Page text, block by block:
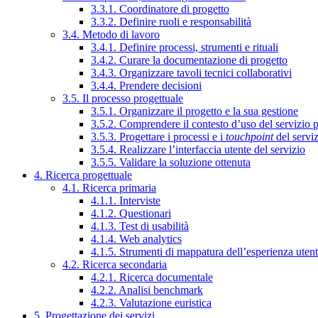
3.3.1. Coordinatore di progetto
3.3.2. Definire ruoli e responsabilità
3.4. Metodo di lavoro
3.4.1. Definire processi, strumenti e rituali
3.4.2. Curare la documentazione di progetto
3.4.3. Organizzare tavoli tecnici collaborativi
3.4.4. Prendere decisioni
3.5. Il processo progettuale
3.5.1. Organizzare il progetto e la sua gestione
3.5.2. Comprendere il contesto d’uso del servizio
3.5.3. Progettare i processi e i touchpointdel
3.5.4. Realizzare l’interfaccia utente del servizio
3.5.5. Validare la soluzione ottenuta
4. Ricerca progettuale
4.1. Ricerca primaria
4.1.1. Interviste
4.1.2. Questionari
4.1.3. Test di usabilità
4.1.4. Web analytics
4.1.5. Strumenti di mappatura dell’esperienza
4.2. Ricerca secondaria
4.2.1. Ricerca documentale
4.2.2. Analisi benchmark
4.2.3. Valutazione euristica
5. Progettazione dei servizi